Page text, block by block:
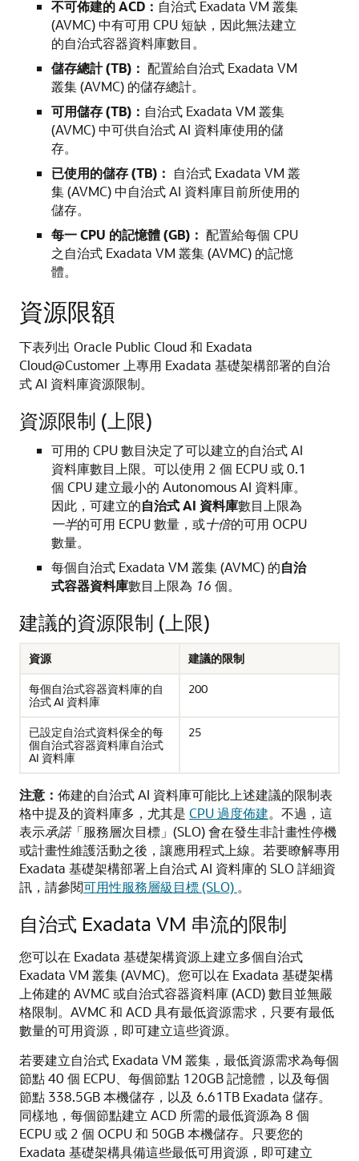
不可佈建的 ACD： 自治式 Exadata VM 叢集
(AVMC) 中有可用 CPU 短缺，因此無法建立
的自治式容器資料庫數目。
儲存總計 (TB)： 配置給自治式 Exadata VM
叢集 (AVMC) 的儲存總計。
可用儲存 (TB)： 自治式 Exadata VM 叢集
(AVMC) 中可供自治式 AI 資料庫使用的儲
存。
已使用的儲存 (TB)： 自治式 Exadata VM 叢
集 (AVMC) 中自治式 AI 資料庫目前所使用的
儲存。
每一 CPU 的記憶體 (GB)： 配置給每個 CPU
之自治式 Exadata VM 叢集 (AVMC) 的記憶
體。
資源限額
下表列出 Oracle Public Cloud 和 Exadata
Cloud@Customer 上專用 Exadata 基礎架構部署的自治
式 AI 資料庫資源限制。
資源限制 (上限)
可用的 CPU 數目決定了可以建立的自治式 AI
資料庫數目上限。可以使用 2 個 ECPU 或 0.1
個 CPU 建立最小的 Autonomous AI 資料庫。
因此，可建立的自治式 AI 資料庫數目上限為
一半的可用 ECPU 數量，或十倍的可用 OCPU
數量。
每個自治式 Exadata VM 叢集 (AVMC) 的自治
式容器資料庫數目上限為 16 個。
建議的資源限制 (上限)
資源
建議的限制
每個自治式容器資料庫的自
治式 AI 資料庫
200
已設定自治式資料保全的每
個自治式容器資料庫自治式
AI 資料庫
25
注意： 佈建的自治式 AI 資料庫可能比上述建議的限制表
格中提及的資料庫多，尤其是 CPU 過度佈建。不過，這
表示承諾「服務層次目標」(SLO) 會在發生非計畫性停機
或計畫性維護活動之後，讓應用程式上線。若要瞭解專用
Exadata 基礎架構部署上自治式 AI 資料庫的 SLO 詳細資
訊，請參閱可用性服務層級目標 (SLO) 。
自治式 Exadata VM 串流的限制
您可以在 Exadata 基礎架構資源上建立多個自治式
Exadata VM 叢集 (AVMC)。您可以在 Exadata 基礎架構
上佈建的 AVMC 或自治式容器資料庫 (ACD) 數目並無嚴
格限制。AVMC 和 ACD 具有最低資源需求，只要有最低
數量的可用資源，即可建立這些資源。
若要建立自治式 Exadata VM 叢集，最低資源需求為每個
節點 40 個 ECPU、每個節點 120GB 記憶體，以及每個
節點 338.5GB 本機儲存，以及 6.61TB Exadata 儲存。
同樣地，每個節點建立 ACD 所需的最低資源為 8 個
ECPU 或 2 個 OCPU 和 50GB 本機儲存。只要您的
Exadata 基礎架構具備這些最低可用資源，即可建立